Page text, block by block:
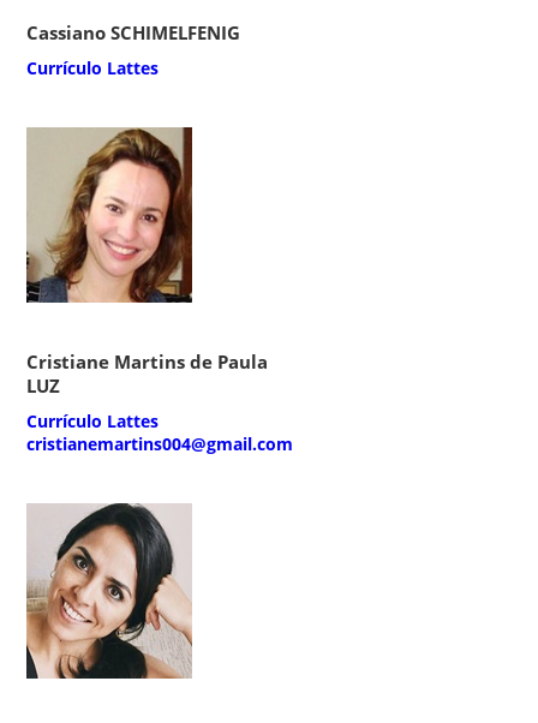
Cassiano SCHIMELFENIG
Currículo Lattes
Cristiane Martins de Paula
LUZ
Currículo Lattes
cristianemartins004@gmail.com